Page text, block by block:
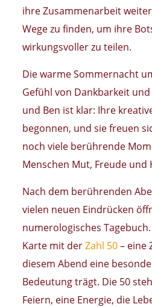
ihre Zusammenarbeit
Wege zu finden, um ihre
wirkungsvoller zu teilen.
Die warme Sommernacht
Gefühl von Dankbarkeit
und Ben ist klar: Ihre
begonnen, und sie freuen
noch viele berührende
Menschen Mut, Freude und
Nach dem berührenden
vielen neuen Eindrücken
numerologisches
Karte mit derZahl 50– eine
diesem Abend eine
Bedeutung trägt. Die 50
Feiern, eine Energie, die